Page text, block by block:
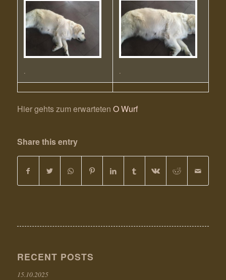
. .
Hier gehts zum erwarteten O Wurf
Share this entry
RECENT POSTS
15.10.2025